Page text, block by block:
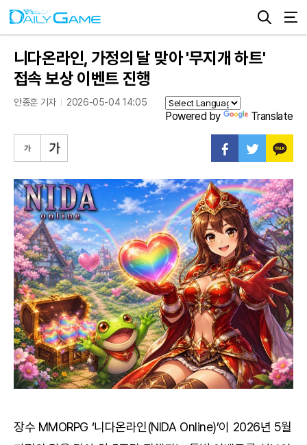
니다온라인, 가정의 달 맞아 '무지개 하트'
접속 보상 이벤트 진행
안종훈 기자 2026-05-04 14:05
Powered by Translate
장수 MMORPG ‘니다온라인(NIDA Online)’이 2026년 5월